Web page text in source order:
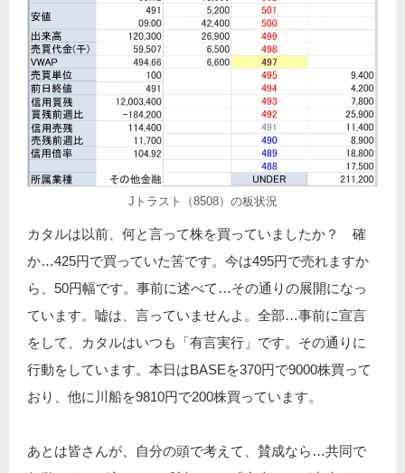
Jトラスト（8508）の板状況
カタルは以前、何と言って株を買っていましたか？ 確
か…425円で買っていた筈です。今は495円で売れますか
ら、50円幅です。事前に述べて…その通りの展開になっ
ています。嘘は、言っていませんよ。全部…事前に宣言
をして、カタルはいつも「有言実行」です。その通りに
行動をしています。本日はBASEを370円で9000株買って
おり、他に川船を9810円で200株買っています。
あとは皆さんが、自分の頭で考えて、賛成なら…共同で